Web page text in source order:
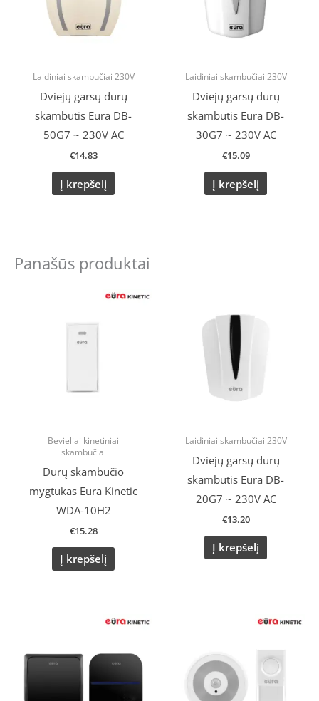
Laidiniai skambučiai 230V
Dviejų garsų durų
skambutis Eura DB-
50G7 ~ 230V AC
€14.83
Į krepšelį
Laidiniai skambučiai 230V
Dviejų garsų durų
skambutis Eura DB-
30G7 ~ 230V AC
€15.09
Į krepšelį
Panašūs produktai
Bevieliai kinetiniai
skambučiai
Durų skambučio
mygtukas Eura Kinetic
WDA-10H2
€15.28
Į krepšelį
Laidiniai skambučiai 230V
Dviejų garsų durų
skambutis Eura DB-
20G7 ~ 230V AC
€13.20
Į krepšelį
Original
€30.11.
Current
€23.00.